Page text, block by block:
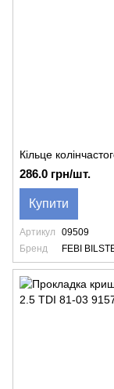
Кільце
286.0 грн/шт.
Купити
Артикул
09509
Бренд
FEBI